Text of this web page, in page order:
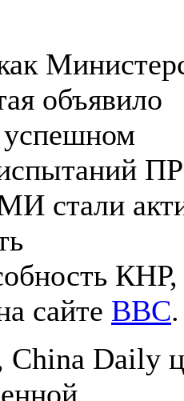
объявило
успешном
стали
КНР,
сайте BBC.
China Daily